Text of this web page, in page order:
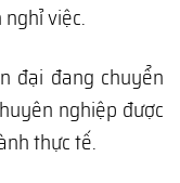
việc.
đại đang chuyển
nghiệp được
thực tế.